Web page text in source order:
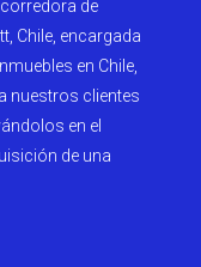
de
Chile, encargada
en Chile,
nuestros clientes
en el
de una